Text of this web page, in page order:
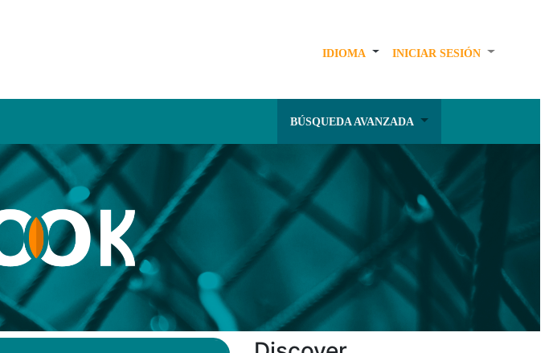
IDIOMA INICIAR SESIÓN
BÚSQUEDA AVANZADA